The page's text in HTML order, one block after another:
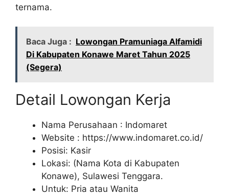
ternama.
Baca Juga : Lowongan Pramuniaga Alfamidi
Di Kabupaten Konawe Maret Tahun 2025
(Segera)
Detail Lowongan Kerja
Nama Perusahaan : Indomaret
Website : https://www.indomaret.co.id/
Posisi: Kasir
Lokasi: (Nama Kota di Kabupaten
Konawe), Sulawesi Tenggara.
Untuk: Pria atau Wanita